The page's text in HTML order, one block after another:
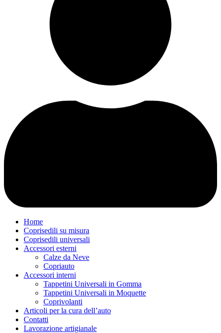
Home
Coprisedili su misura
Coprisedili universali
Accessori esterni
Calze da Neve
Copriauto
Accessori interni
Tappetini Universali in Gomma
Tappetini Universali in Moquette
Coprivolanti
Articoli per la cura dell’auto
Contatti
Lavorazione artigianale